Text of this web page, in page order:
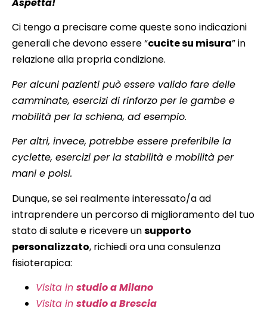
Ci tengo a precisare come queste sono indicazioni
generali che devono essere “cucite su misura” in
relazione alla propria condizione.
Per alcuni pazienti può essere valido fare delle
camminate, esercizi di rinforzo per le gambe e
mobilità per la schiena, ad esempio.
Per altri, invece, potrebbe essere preferibile la
cyclette, esercizi per la stabilità e mobilità per
mani e polsi.
Dunque, se sei realmente interessato/a ad
intraprendere un percorso di miglioramento del tuo
stato di salute e ricevere unsupporto
personalizzato, richiedi ora una consulenza
fisioterapica:
Visita in studio a Milano
Visita in studio a Brescia